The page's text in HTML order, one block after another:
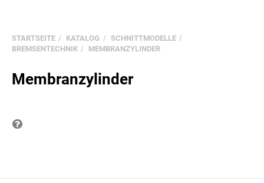
STARTSEITE KATALOG
SCHNITTMODELLE
BREMSENTECHNIK
MEMBRANZYLINDER
Membranzylinder